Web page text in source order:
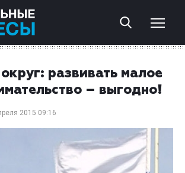
развивать малое
– выгодно!
2015 09:16